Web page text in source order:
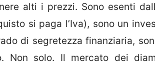
alti i prezzi. Sono esenti
si paga l’Iva), sono un
di segretezza finanziaria,
Non solo. Il mercato dei